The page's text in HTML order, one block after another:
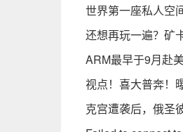
世界第一座私人空
还想再玩一遍？矿
ARM最早于9月赴
视点！喜大普奔！
克宫遭袭后，俄圣